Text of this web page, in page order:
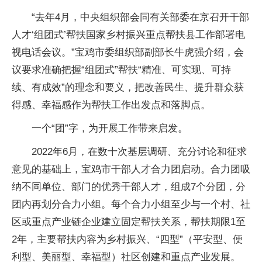
“去年4月，中央组织部会同有关部委在京召开干部
人才‘组团式’帮扶国家乡村振兴重点帮扶县工作部署电
视电话会议。”宝鸡市委组织部副部长牛虎强介绍，会
议要求准确把握“组团式”帮扶“精准、可实现、可持
续、有成效”的理念和要义，把改善民生、提升群众获
得感、幸福感作为帮扶工作出发点和落脚点。
一个“团”字，为开展工作带来启发。
2022年6月，在数十次基层调研、充分讨论和征求
意见的基础上，宝鸡市干部人才合力团启动。合力团吸
纳不同单位、部门的优秀干部人才，组成7个分团，分
团内再划分合力小组。每个合力小组至少与一个村、社
区或重点产业链企业建立固定帮扶关系，帮扶期限1至
2年，主要帮扶内容为乡村振兴、“四型”（平安型、便
利型、美丽型、幸福型）社区创建和重点产业发展。